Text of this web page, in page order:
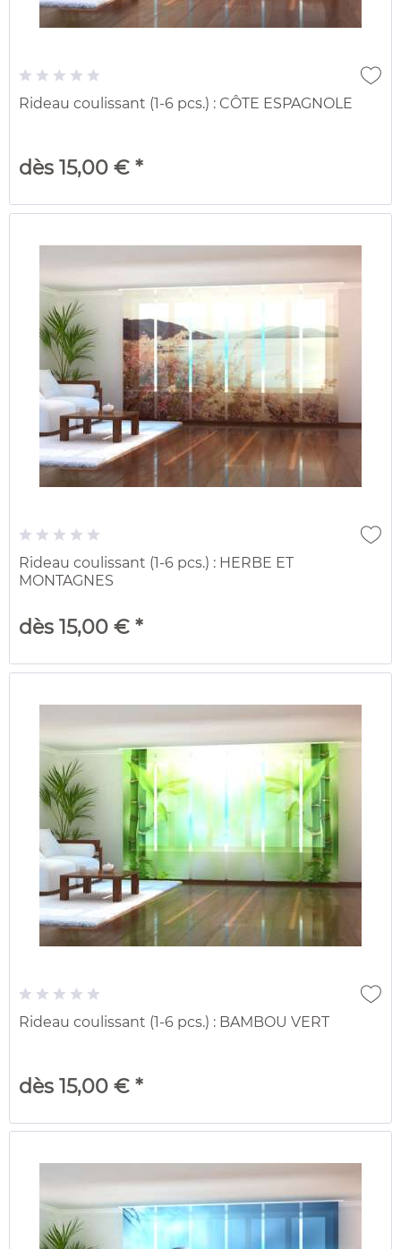
Rideau coulissant (1-6 pcs.) : CÔTE ESPAGNOLE
dès 15,00 € *
Rideau coulissant (1-6 pcs.) : HERBE ET
MONTAGNES
dès 15,00 € *
Rideau coulissant (1-6 pcs.) : BAMBOU VERT
dès 15,00 € *